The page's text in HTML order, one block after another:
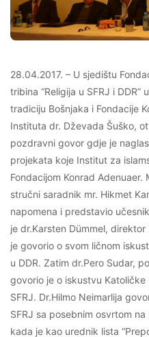
28.04.2017. – U sjedištu
tribina “Religija u SFRJ i
tradiciju Bošnjaka i Fondacije
Instituta dr. Dževada Šuško,
pozdravni govor gdje je
projekata koje Institut za
Fondacijom Konrad
stručni saradnik mr. Hikmet
napomena i predstavio
je dr.Karsten Dümmel,
je govorio o svom ličnom
u DDR. Zatim dr.Pero Sudar,
govorio je o iskustvu
SFRJ. Dr.Hilmo Neimarlija
SFRJ sa posebnim osvrtom
kada je kao urednik lista